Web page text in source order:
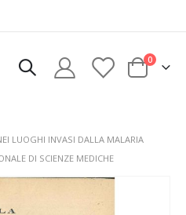
Cart
0elementi
LUOGHI INVASI DALLA MALARIA
DI SCIENZE MEDICHE